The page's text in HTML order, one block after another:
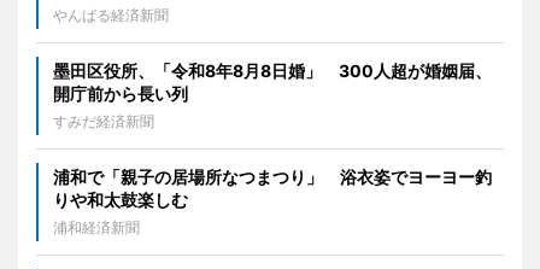
やんばる経済新聞
墨田区役所、「令和8年8月8日婚」 300人超が婚姻届、
開庁前から長い列
すみだ経済新聞
浦和で「親子の居場所なつまつり」 浴衣姿でヨーヨー釣
りや和太鼓楽しむ
浦和経済新聞